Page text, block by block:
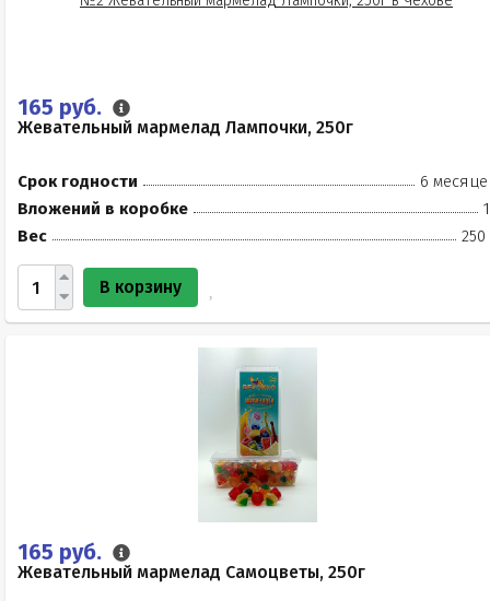
165 руб.
Жевательный мармелад Лампочки, 250г
Срок годности
6
Вложений в коробке
Вес
250
В корзину
165 руб.
Жевательный мармелад Самоцветы, 250г